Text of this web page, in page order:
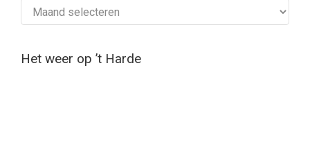
Het weer op ’t Harde